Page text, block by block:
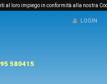
al loro impiego in conformità alla nostra
LOGIN
580415